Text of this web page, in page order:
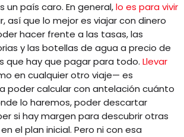
un país caro. En general,lo es para vivir
así que lo mejor es viajar con dinero
hacer frente a las tasas, las
y las botellas de agua a precio de
que hay que pagar para todo. Llevar
en cualquier otro viaje— es
poder calcular con antelación cuánto
lo haremos, poder descartar
si hay margen para descubrir otras
el plan inicial. Pero ni con esa